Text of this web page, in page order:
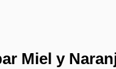
Miel y